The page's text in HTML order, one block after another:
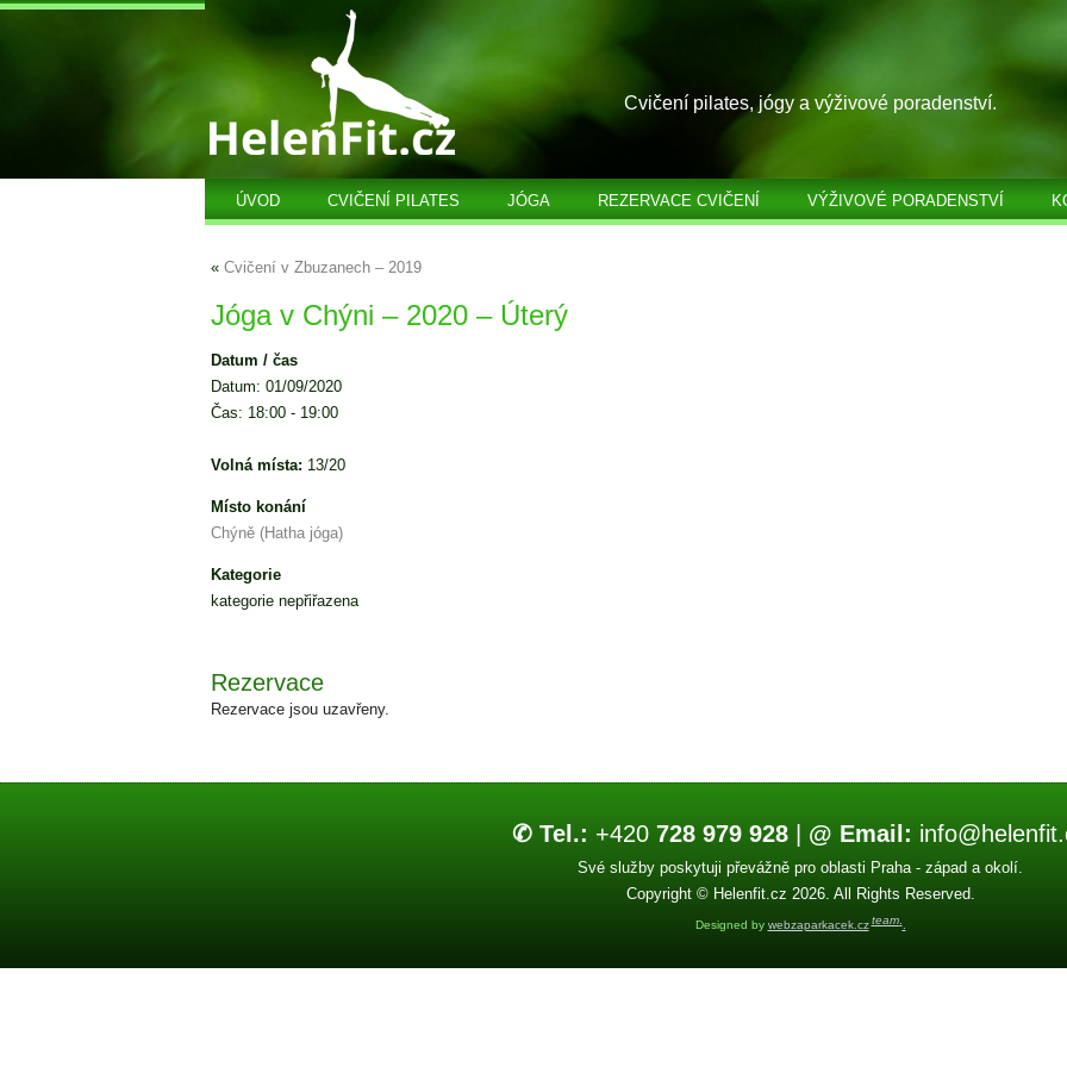
Cvičení pilates, jógy a výživové poradenství.
ÚVOD CVIČENÍ PILATES JÓGA REZERVACE CVIČENÍ VÝŽIVOVÉ PORADENSTVÍ
« Cvičení v Zbuzanech – 2019
Jóga v Chýni – 2020 – Úterý
Datum / čas
Datum: 01/09/2020
Čas: 18:00 - 19:00
Volná místa: 13/20
Místo konání
Chýně (Hatha jóga)
Kategorie
kategorie nepřiřazena
Rezervace
Rezervace jsou uzavřeny.
✆ Tel.: +420 728 979 928 @ Email:
Své služby poskytuji převážně pro oblasti Praha - západ a okolí.
Copyright © Helenfit.cz 2026. All Rights Reserved.
Designed by webzaparkacek.cz team. .